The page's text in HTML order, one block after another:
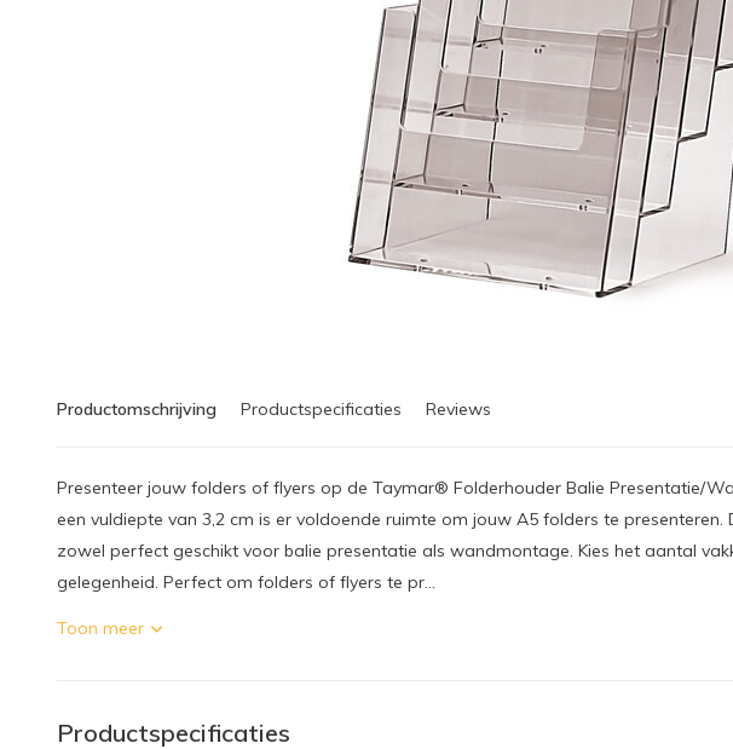
Productomschrijving Productspecificaties Reviews
Presenteer jouw folders of flyers op de Taymar® Folderhouder Balie Presentatie/
een vuldiepte van 3,2 cm is er voldoende ruimte om jouw A5 folders te presenteren.
zowel perfect geschikt voor balie presentatie als wandmontage. Kies het aantal
gelegenheid. Perfect om folders of flyers te pr...
Toon meer
Productspecificaties